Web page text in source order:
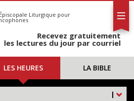
Liturgique pour
Recevez gratuitement
les lectures du jour par courriel
LES HEURES LA BIBLE
|